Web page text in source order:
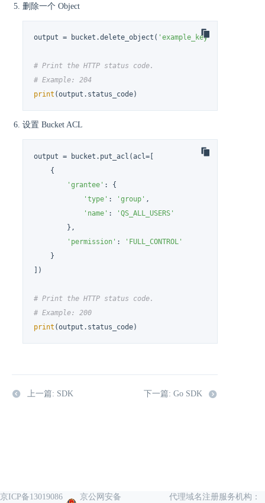
删除一个 Object
output = bucket.delete_object( 'example_key'
# Print the HTTP status code.
# Example: 204
print (output.status_code)
设置 Bucket ACL
output = bucket.put_acl(acl=[
    {
'grantee' : {
'type' : 'group' ,
'name' :
'QS_ALL_USERS'
        },
'permission' :
'FULL_CONTROL'
    }
])
# Print the HTTP status code.
# Example: 200
print (output.status_code)
上一篇: SDK 下一篇: Go SDK
京ICP备13019086 京公网安备 代理域名注册服务机构：